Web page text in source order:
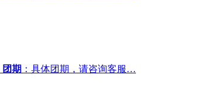
团期 ：具体团期，请咨询客服…